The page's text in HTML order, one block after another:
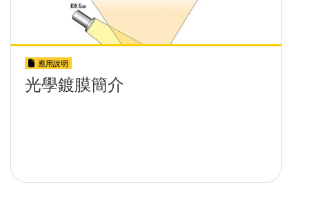
應用說明
光學鍍膜簡介